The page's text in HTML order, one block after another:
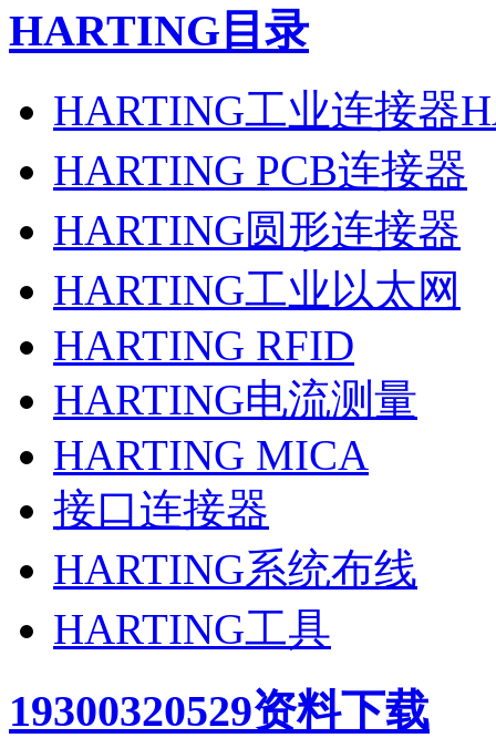
HARTING目录
HARTING工业连接器
HARTING PCB连接器
HARTING圆形连接器
HARTING工业以太网
HARTING RFID
HARTING电流测量
HARTING MICA
接口连接器
HARTING系统布线
HARTING工具
19300320529资料下载